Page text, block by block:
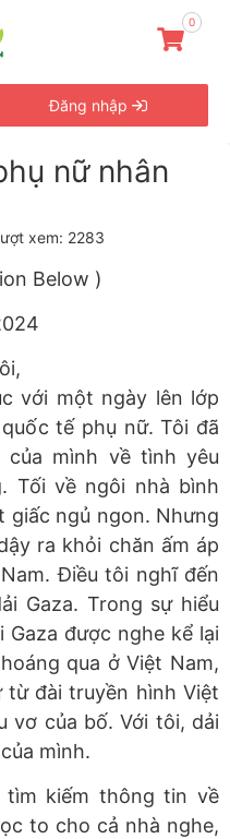
0
Đăng nhập
nữ nhân
xem: 2283
Below )
với một ngày lên lớp
tế phụ nữ. Tôi đã
mình về tình yêu
Tối về ngôi nhà bình
giấc ngủ ngon. Nhưng
ra khỏi chăn ấm áp
Điều tôi nghĩ đến
Gaza. Trong sự hiểu
được nghe kể lại
qua ở Việt Nam,
đài truyền hình Việt
vơ của bố. Với tôi, dải
mình.
kiếm thông tin về
to cho cả nhà nghe,